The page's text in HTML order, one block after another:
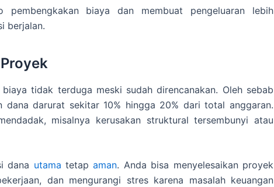
biaya dan membuat pengeluaran lebih
berjalan.
tidak terduga meski sudah direncanakan. Oleh sebab
dana darurat sekitar 10% hingga 20% dari total anggaran.
misalnya kerusakan struktural tersembunyi atau
dana utama tetapaman. Anda bisa menyelesaikan proyek
dan mengurangi stres karena masalah keuangan